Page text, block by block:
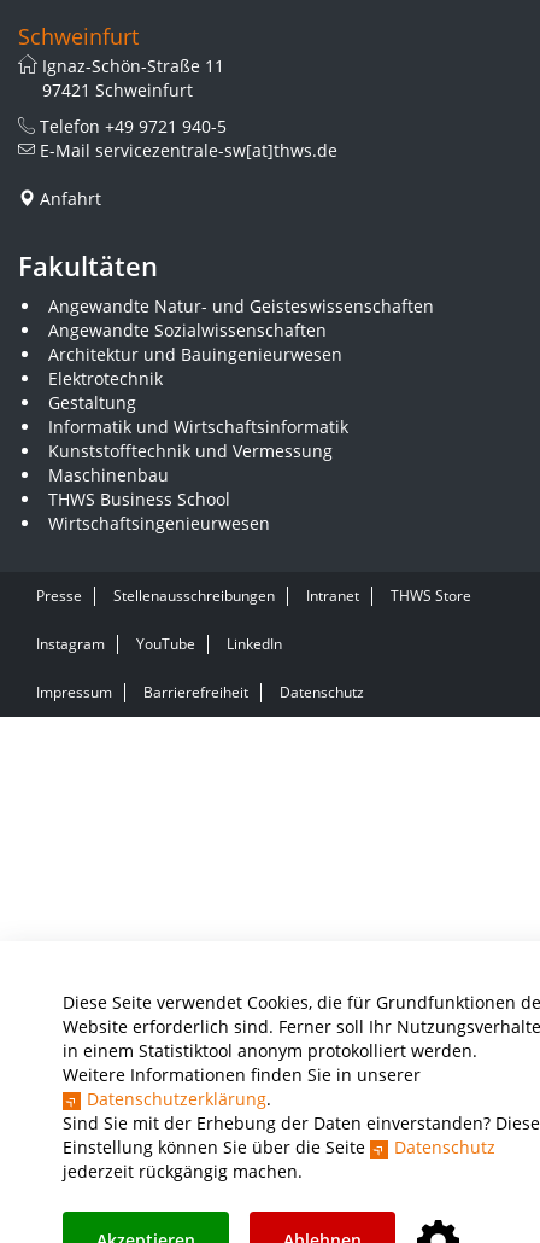
Diese Seite verwendet Cookies, die für Grundfunktionen
Website erforderlich sind. Ferner soll Ihr
in einem Statistiktool anonym protokolliert werden.
Weitere Informationen finden Sie in unserer
Datenschutzerklärung.
Sind Sie mit der Erhebung der Daten einverstanden? Diese
Einstellung können Sie über die Seite
Datenschutz
jederzeit rückgängig machen.
Schweinfurt
Ignaz-Schön-Straße 11
97421 Schweinfurt
Telefon +49 9721 940-5
E-Mail servicezentrale-sw[at]thws.de
Anfahrt
Fakultäten
Angewandte Natur- und Geisteswissenschaften
Angewandte Sozialwissenschaften
Architektur und Bauingenieurwesen
Elektrotechnik
Gestaltung
Informatik und Wirtschaftsinformatik
Kunststofftechnik und Vermessung
Maschinenbau
THWS Business School
Wirtschaftsingenieurwesen
Presse Stellenausschreibungen Intranet THWS Store
Instagram YouTube LinkedIn
Impressum Barrierefreiheit Datenschutz